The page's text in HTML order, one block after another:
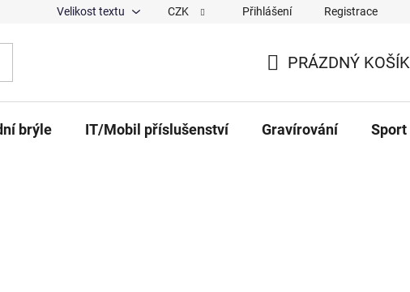
údajů O nás Magazín Hodnocení obchodu
Velikost textu CZK Přihlášení Registrace
PRÁZDNÝ KOŠÍK
brýle IT/Mobil příslušenství Gravírování Sport